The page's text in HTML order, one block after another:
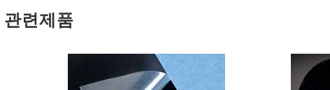
관련제품